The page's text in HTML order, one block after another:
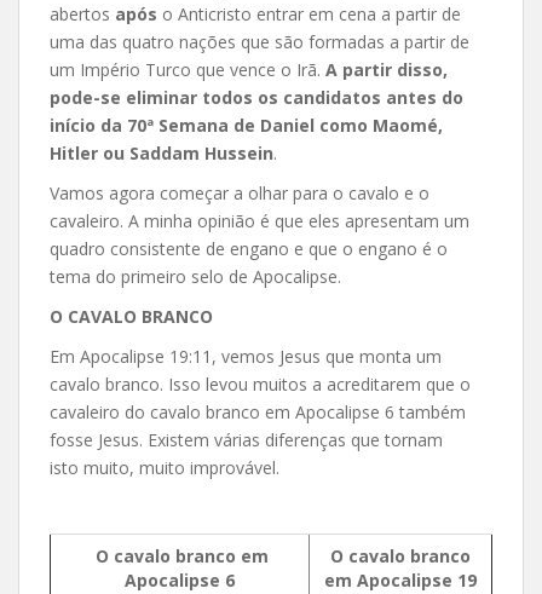
abertos após o Anticristo entrar em cena a partir de
uma das quatro nações que são formadas a partir de
um Império Turco que vence o Irã. A partir disso,
pode-se eliminar todos os candidatos antes do
início da 70ª Semana de Daniel como Maomé,
Hitler ou Saddam Hussein.
Vamos agora começar a olhar para o cavalo e o
cavaleiro. A minha opinião é que eles apresentam um
quadro consistente de engano e que o engano é o
tema do primeiro selo de Apocalipse.
O CAVALO BRANCO
Em Apocalipse 19:11, vemos Jesus que monta um
cavalo branco. Isso levou muitos a acreditarem que o
cavaleiro do cavalo branco em Apocalipse 6 também
fosse Jesus. Existem várias diferenças que tornam
isto muito, muito improvável.
O cavalo branco em
Apocalipse 6
O cavalo branco
em Apocalipse 19